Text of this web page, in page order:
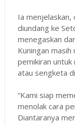
Ia menjelaskan,
diundang ke
menegaskan
Kuningan
pemikiran
atau sengketa
“Kami siap
menolak cara
Diantaranya